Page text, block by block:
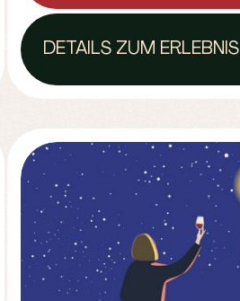
DETAILS ZUM ERLEBNIS